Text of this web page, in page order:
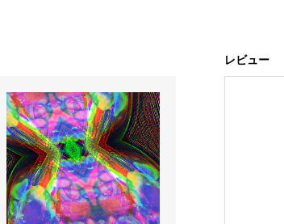
レビュー